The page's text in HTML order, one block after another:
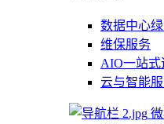
数据中心
维保服务
AIO一站
云与智能